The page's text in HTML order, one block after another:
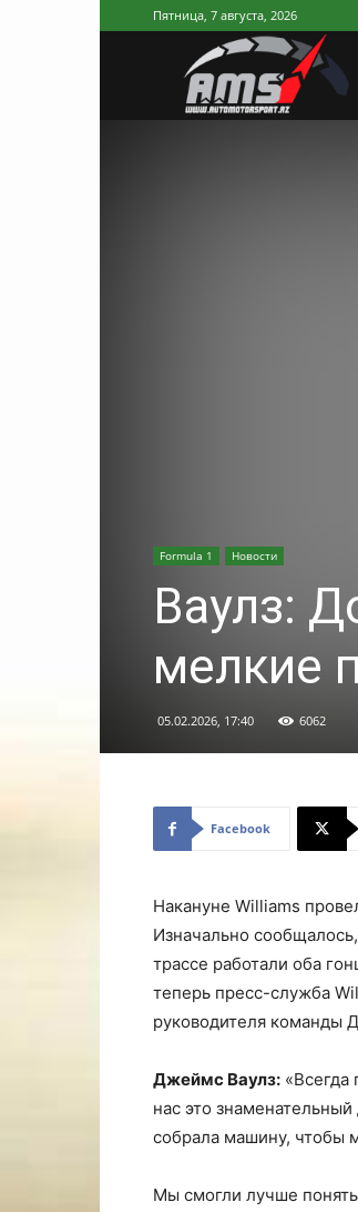
Пятница, 7 августа, 2026
Formula 1 Новости
Ваулз:
мелкие
05.02.2026, 17:40 6062
Facebook
Накануне Williams
Изначально
трассе работали оба
теперь пресс-служба
руководителя команды
Джеймс Ваулз: «Всегда
нас это
собрала машину, чтобы
Мы смогли лучше